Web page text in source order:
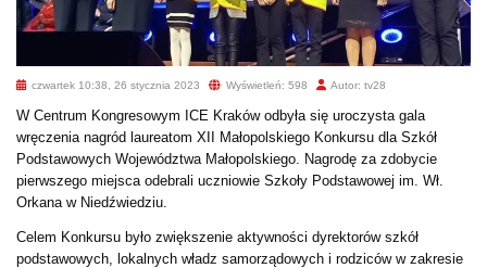
czwartek 10:38, 26 stycznia 2023 Wyświetleń: 598 Autor: tv28
W Centrum Kongresowym ICE Kraków odbyła się uroczysta gala
wręczenia nagród laureatom XII Małopolskiego Konkursu dla Szkół
Podstawowych Województwa Małopolskiego. Nagrodę za zdobycie
pierwszego miejsca odebrali uczniowie Szkoły Podstawowej im. Wł.
Orkana w Niedźwiedziu.
Celem Konkursu było zwiększenie aktywności dyrektorów szkół
podstawowych, lokalnych władz samorządowych i rodziców w zakresie